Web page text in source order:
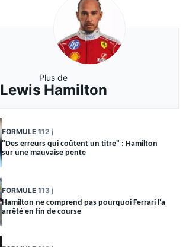
Plus de
Lewis Hamilton
FORMULE 112 j
"Des erreurs qui coûtent un titre" : Hamilton
sur une mauvaise pente
FORMULE 113 j
Hamilton ne comprend pas pourquoi Ferrari l'a
arrêté en fin de course